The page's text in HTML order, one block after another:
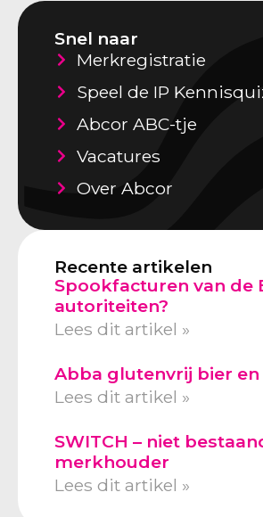
Snel naar
Merkregistratie
Speel de IP
Abcor ABC-tje
Vacatures
Over Abcor
Recente artikelen
Spookfacturen van de
autoriteiten?
Lees dit artikel »
Abba glutenvrij bier
Lees dit artikel »
SWITCH – niet
merkhouder
Lees dit artikel »